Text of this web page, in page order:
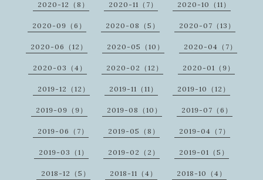
2020-12（8） 2020-11（7） 2020-10（11）
2020-09（6） 2020-08（5） 2020-07（13）
2020-06（12） 2020-05（10） 2020-04（7）
2020-03（4） 2020-02（12） 2020-01（9）
2019-12（12） 2019-11（11） 2019-10（12）
2019-09（9） 2019-08（10） 2019-07（6）
2019-06（7） 2019-05（8） 2019-04（7）
2019-03（1） 2019-02（2） 2019-01（5）
2018-12（5） 2018-11（4） 2018-10（4）